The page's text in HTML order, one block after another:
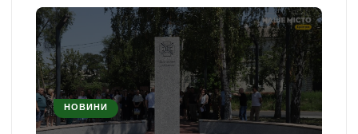
НОВИНИ